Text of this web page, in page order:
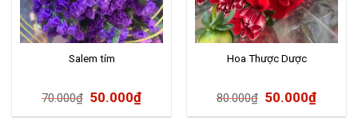
Salem tím
70.000₫ 50.000₫
Hoa Thược Dược
80.000₫ 50.000₫